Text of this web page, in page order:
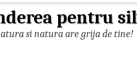
pentru
si natura are grija de tine!